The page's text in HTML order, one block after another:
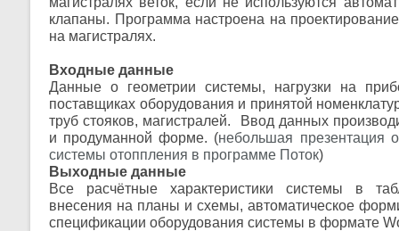
клапаны. Программа настроена на
на магистралях.
Входные данные
Данные о геометрии системы, нагрузки на
поставщиках оборудования и принятой
труб стояков, магистралей. Ввод данных
и продуманной форме. (небольшая презентация
системы отоппления в программе Поток)
Выходные данные
Все расчётные характеристики системы в
внесения на планы и схемы, автоматическое
спецификации оборудования системы в формате